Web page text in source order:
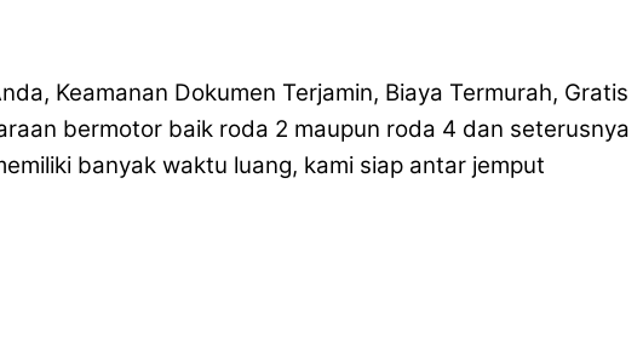
Keamanan Dokumen Terjamin, Biaya Termurah, Gratis
bermotor baik roda 2 maupun roda 4 dan seterusnya
banyak waktu luang, kami siap antar jemput